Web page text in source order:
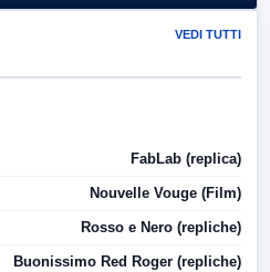
VEDI TUTTI
FabLab (replica)
Nouvelle Vouge (Film)
Rosso e Nero (repliche)
Buonissimo Red Roger (repliche)